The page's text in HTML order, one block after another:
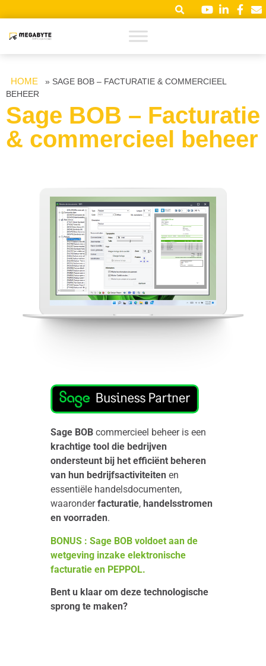
HOME » SAGE BOB – FACTURATIE & COMMERCIEEL
BEHEER
Sage BOB – Facturatie
& commercieel beheer
Sage BOB commercieel beheer is een
krachtige tool die bedrijven
ondersteunt bij het efficiënt beheren
van hun bedrijfsactiviteiten en
essentiële handelsdocumenten,
waaronderfacturatie, handelsstromen
en voorraden.
BONUS : Sage BOB voldoet aan de
wetgeving inzake elektronische
facturatie en PEPPOL.
Bent u klaar om deze technologische
sprong te maken?